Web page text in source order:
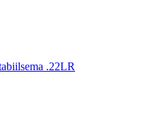
.22LR